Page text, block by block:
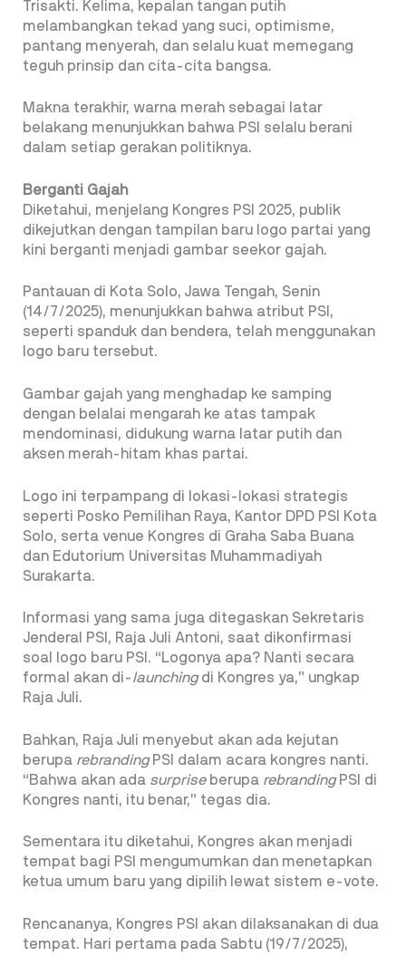
Trisakti. Kelima, kepalan tangan putih
melambangkan tekad yang suci, optimisme,
pantang menyerah, dan selalu kuat memegang
teguh prinsip dan cita-cita bangsa.
Makna terakhir, warna merah sebagai latar
belakang menunjukkan bahwa PSI selalu berani
dalam setiap gerakan politiknya.
Berganti Gajah
Diketahui, menjelang Kongres PSI 2025, publik
dikejutkan dengan tampilan baru logo partai yang
kini berganti menjadi gambar seekor gajah.
Pantauan di Kota Solo, Jawa Tengah, Senin
(14/7/2025), menunjukkan bahwa atribut PSI,
seperti spanduk dan bendera, telah menggunakan
logo baru tersebut.
Gambar gajah yang menghadap ke samping
dengan belalai mengarah ke atas tampak
mendominasi, didukung warna latar putih dan
aksen merah-hitam khas partai.
Logo ini terpampang di lokasi-lokasi strategis
seperti Posko Pemilihan Raya, Kantor DPD PSI Kota
Solo, serta venue Kongres di Graha Saba Buana
dan Edutorium Universitas Muhammadiyah
Surakarta.
Informasi yang sama juga ditegaskan Sekretaris
Jenderal PSI, Raja Juli Antoni, saat dikonfirmasi
soal logo baru PSI. “Logonya apa? Nanti secara
formal akan di-launchingdi Kongres ya,” ungkap
Raja Juli.
Bahkan, Raja Juli menyebut akan ada kejutan
berupa rebranding PSI dalam acara kongres nanti.
“Bahwa akan ada surprise berupa rebranding PSI di
Kongres nanti, itu benar,” tegas dia.
Sementara itu diketahui, Kongres akan menjadi
tempat bagi PSI mengumumkan dan menetapkan
ketua umum baru yang dipilih lewat sistem e-vote.
Rencananya, Kongres PSI akan dilaksanakan di dua
tempat. Hari pertama pada Sabtu (19/7/2025),